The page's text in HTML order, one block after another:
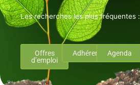
Les recherches les plus fréquentes :
Offres
d’emploi
Adhérents Agenda